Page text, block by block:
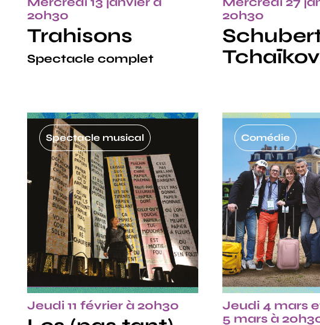
20h30
Trahisons
Spectacle complet
20h30
Spectacle musical
Jeudi 11 février à 20h30
Comédie
Jeudi 4 mars
5 mars à